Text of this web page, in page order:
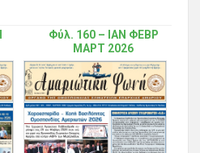
Φύλ. 160 – ΙΑΝ ΦΕΒΡ
ΜΑΡΤ 2026